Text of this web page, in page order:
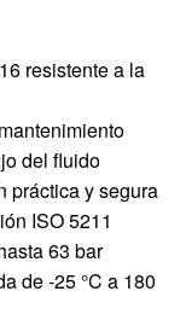
resistente a la
del fluido
práctica y segura
ISO 5211
63 bar
de -25 °C a 180